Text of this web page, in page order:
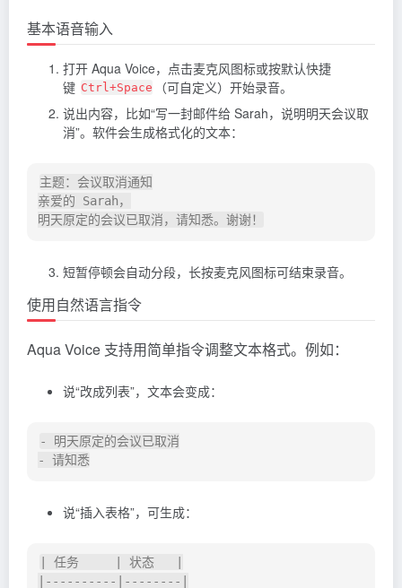
基本语音输入
打开 Aqua Voice，点击麦克风图标或按默认快捷
键 Ctrl+Space
（可自定义）开始录音。
说出内容，比如“写一封邮件给 Sarah，说明明天会议取
消”。软件会生成格式化的文本：
主题：会议取消通知
亲爱的 Sarah，
短暂停顿会自动分段，长按麦克风图标可结束录音。
使用自然语言指令
Aqua Voice 支持用简单指令调整文本格式。例如：
说“改成列表”，文本会变成：
- 明天原定的会议已取消
说“插入表格”，可生成：
| 任务     | 状态   |
|----------|--------|